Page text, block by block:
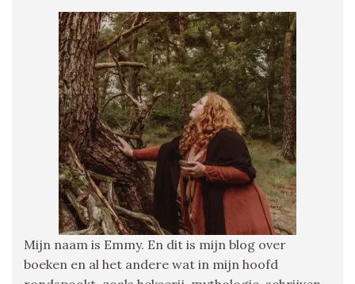
Mijn naam is Emmy. En dit is mijn blog over
boeken en al het andere wat in mijn hoofd